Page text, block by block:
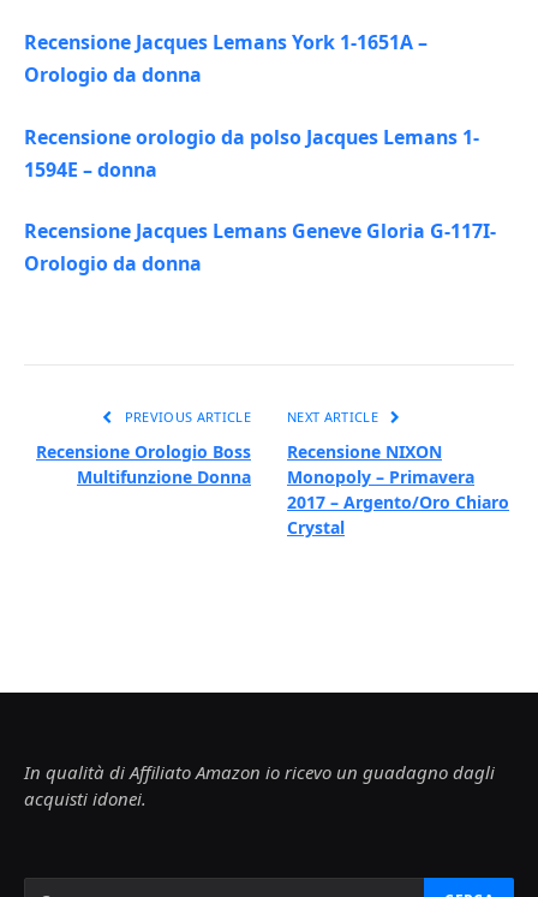
Recensione Jacques Lemans York 1-1651A –
Orologio da donna
Recensione orologio da polso Jacques Lemans 1-
1594E – donna
Recensione Jacques Lemans Geneve Gloria G-117I-
Orologio da donna
PREVIOUS ARTICLE
Recensione Orologio Boss
Multifunzione Donna
NEXT ARTICLE
Recensione NIXON
Monopoly – Primavera
2017 – Argento/Oro Chiaro
Crystal
In qualità di Affiliato Amazon io ricevo un guadagno dagli
acquisti idonei.